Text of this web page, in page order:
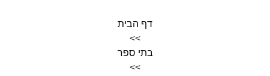
דף הבית
>>
בתי ספר
>>